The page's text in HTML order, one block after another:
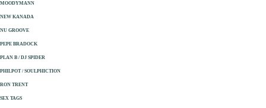
MOODYMANN
NEW KANADA
NU GROOVE
PEPE BRADOCK
PLAN B / DJ SPIDER
PHILPOT / SOULPHICTION
RON TRENT
SEX TAGS